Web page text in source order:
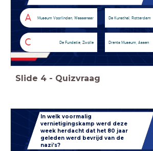
A Museum Voorlinden, Wassenaar De Kunsthal, Rotterdam
C De Fundatie, Zwolle Drents Museum, Assen
Slide 4 - Quizvraag
In welk voormalig
vernietigingskamp werd deze
week herdacht dat het 80 jaar
geleden werd bevrijd van de
nazi’s?